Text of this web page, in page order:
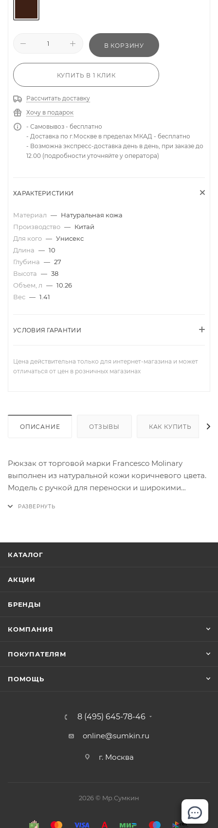
В КОРЗИНУ
КУПИТЬ В 1 КЛИК
Рассчитать доставку
Хочу в подарок
- Самовывоз - бесплатно
- Доставка по г.Москве в пределах МКАД - бесплатно
- Возможна экспресс-доставка день в день, при заказе до
12.00 (подробности уточняйте у оператора)
ХАРАКТЕРИСТИКИ
Материал — Натуральная кожа
Производство — Китай
Для кого — Унисекс
Длина — 10
Глубина — 27
Высота — 38
Объем, л — 10.26
Вес — 1.41
УСЛОВИЯ ГАРАНТИИ
Цена действительна только для интернет-магазина и может
отличаться от цен в розничных магазинах
ОПИСАНИЕ ОТЗЫВЫ КАК КУПИТЬ
Рюкзак от торговой марки Francesco Molinary
выполнен из натуральной кожи коричневого цвета.
Модель с ручкой для переноски и широкими
КАТАЛОГ
АКЦИИ
БРЕНДЫ
КОМПАНИЯ
ПОКУПАТЕЛЯМ
ПОМОЩЬ
8 (495) 645-78-46
online@sumkin.ru
г. Москва
2026 © Mр.Сумкин